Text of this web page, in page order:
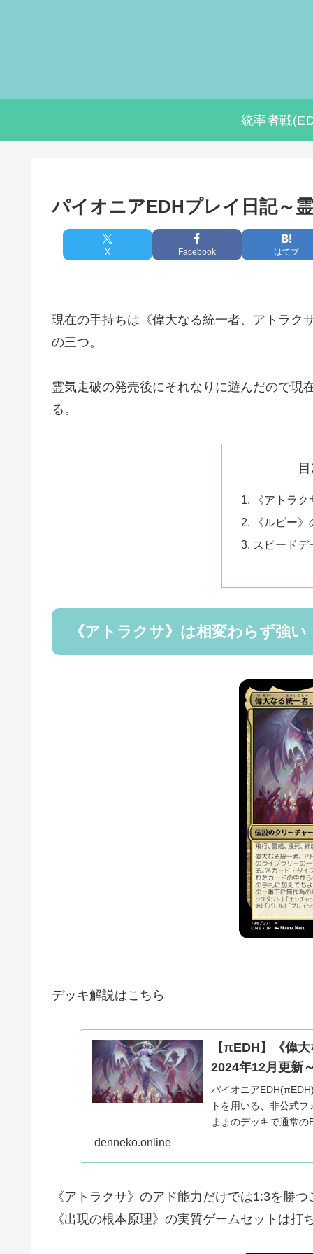
統率者戦
パイオニアEDHプレイ日記～
X Facebook はてブ
現在の手持ちは《偉大なる統一者、アトラク
の三つ。
霊気走破の発売後にそれなりに遊んだので現
る。
《アトラ
《ルビー
スピードデ
《アトラクサ》は相変わらず強い
デッキ解説はこちら
【πEDH】《偉
2024年12月更新
パイオニア
トを用いる、非公式
ままのデッキで通常
denneko.online
《アトラクサ》のアド能力だけでは1:3を勝
《出現の根本原理》の実質ゲームセットは打